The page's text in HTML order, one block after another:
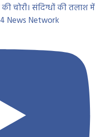
चोरी। संदिग्धों की तलाश में
News Network